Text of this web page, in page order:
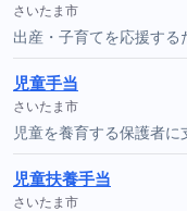
さいたま市
出産・子育てを応援する
児童手当
さいたま市
児童を養育する保護者に
児童扶養手当
さいたま市